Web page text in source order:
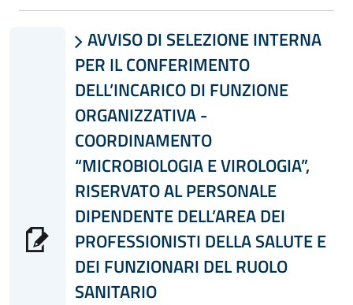
 AVVISO DI SELEZIONE INTERNA
PER IL CONFERIMENTO
DELL’INCARICO DI FUNZIONE
ORGANIZZATIVA -
COORDINAMENTO
“MICROBIOLOGIA E VIROLOGIA”,
RISERVATO AL PERSONALE
DIPENDENTE DELL’AREA DEI
PROFESSIONISTI DELLA SALUTE E
DEI FUNZIONARI DEL RUOLO
SANITARIO